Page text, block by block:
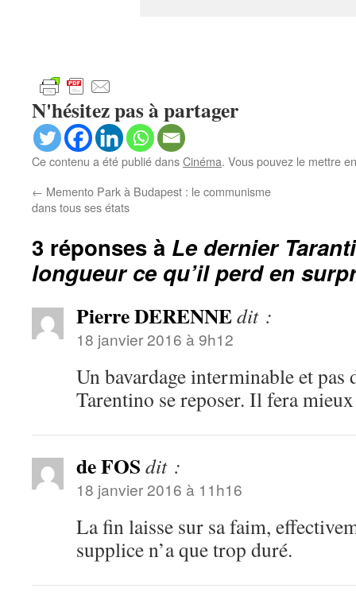
N'hésitez pas à partager
Ce contenu a été publié dansCinéma. Vous pouvez le mettre
← Memento Park à Budapest : le communisme
dans tous ses états
3 réponses à Le dernier
longueur ce qu’il perd en
Pierre DERENNEdit :
18 janvier 2016 à 9h12
Un bavardage interminable et pas
Tarentino se reposer. Il fera
de FOS dit :
18 janvier 2016 à 11h16
La fin laisse sur sa faim,
supplice n’a que trop duré.